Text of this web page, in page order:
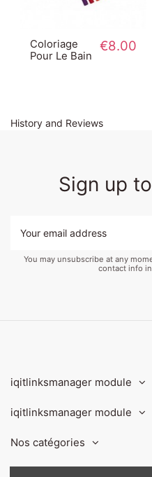
Coloriage
Pour Le Bain
€8.00
History and Reviews
Sign up
You may unsubscribe at any
contact info
iqitlinksmanager module
iqitlinksmanager module
Nos catégories